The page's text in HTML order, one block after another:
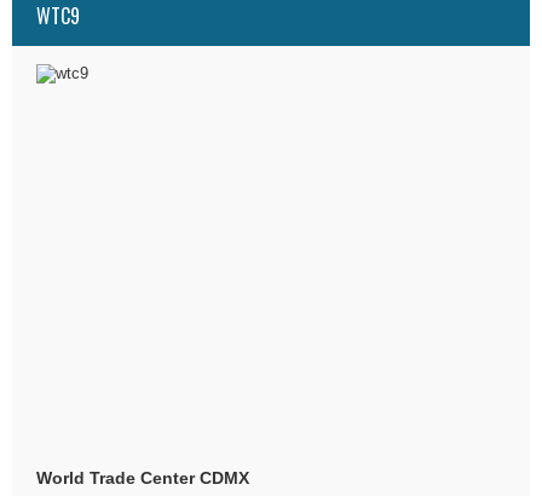
WTC9
World Trade Center CDMX